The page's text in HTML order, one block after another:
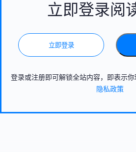
立即登录阅
立即登录
登录或注册即可解锁全站内容，即表示
隐私政策